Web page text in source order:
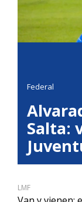
Federal
Salta:
LMF